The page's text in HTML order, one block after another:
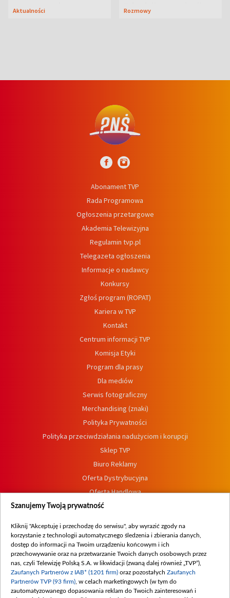
wypoczynek
Aktualności
Zdradził, co zmienił
Rozmowy
Abonament TVP
Rada Programowa
Ogłoszenia przetargowe
Akademia Telewizyjna
Regulamin tvp.pl
Telegazeta ogłoszenia
Informacje o nadawcy
Konkursy
Zgłoś program (ROPAT)
Kariera w TVP
Kontakt
Centrum informacji TVP
Komisja Etyki
Program dla prasy
Dla mediów
Serwis fotograficzny
Merchandising (znaki)
Polityka Prywatności
Polityka przeciwdziałania nadużyciom i korupcji
Sklep TVP
Biuro Reklamy
Oferta Dystrybucyjna
Oferta Handlowa
Dostępność
Procedura zgłoszeń wewnętrznych
Szanujemy Twoją prywatność
Kliknij "Akceptuję i przechodzę do serwisu", aby wyrazić zgody na
korzystanie z technologii automatycznego śledzenia i zbierania danych,
dostęp do informacji na Twoim urządzeniu końcowym i ich
przechowywanie oraz na przetwarzanie Twoich danych osobowych przez
nas, czyli Telewizję Polską S.A. w likwidacji (zwaną dalej również „TVP”),
Zaufanych Partnerów z IAB* (1201 firm) oraz pozostałych Zaufanych
Partnerów TVP (93 firm) , w celach marketingowych (w tym do
zautomatyzowanego dopasowania reklam do Twoich zainteresowań i